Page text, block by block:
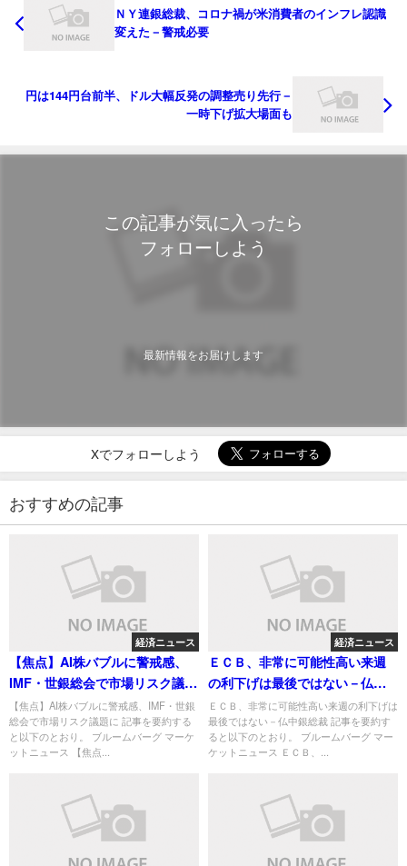
ＮＹ連銀総裁、コロナ禍が米消費者のインフレ認識
変えた－警戒必要
円は144円台前半、ドル大幅反発の調整売り先行－
一時下げ拡大場面も
この記事が気に入ったら
フォローしよう
最新情報をお届けします
Xでフォローしよう
おすすめの記事
経済ニュース
【焦点】AI株バブルに警戒感、
IMF・世銀総会で市場リスク議題
に
【焦点】AI株バブルに警戒感、IMF・世銀
総会で市場リスク議題に 記事を要約する
と以下のとおり。 ブルームバーグ マーケ
ットニュース 【焦点...
経済ニュース
ＥＣＢ、非常に可能性高い来週
の利下げは最後ではない－仏中
銀総裁
ＥＣＢ、非常に可能性高い来週の利下げは
最後ではない－仏中銀総裁 記事を要約す
ると以下のとおり。 ブルームバーグ マー
ケットニュース ＥＣＢ、...